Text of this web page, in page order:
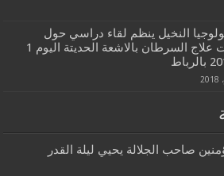
النخيل ينظم لقاء دراسي حول
مستجدات علاج السرطان بالاشعة الحديتة اليوم 1
صاحب الجلالة يحيي ليلة القدر